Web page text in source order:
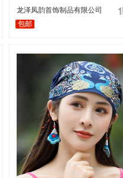
龙泽凤韵首饰制品有限公司
包邮